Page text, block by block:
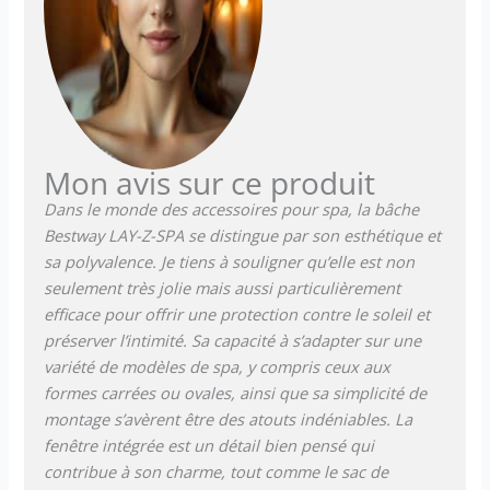
Mon avis sur ce produit
Dans le monde des accessoires pour spa, la bâche
Bestway LAY-Z-SPA se distingue par son esthétique et
sa polyvalence. Je tiens à souligner qu’elle est non
seulement très jolie mais aussi particulièrement
efficace pour offrir une protection contre le soleil et
préserver l’intimité. Sa capacité à s’adapter sur une
variété de modèles de spa, y compris ceux aux
formes carrées ou ovales, ainsi que sa simplicité de
montage s’avèrent être des atouts indéniables. La
fenêtre intégrée est un détail bien pensé qui
contribue à son charme, tout comme le sac de